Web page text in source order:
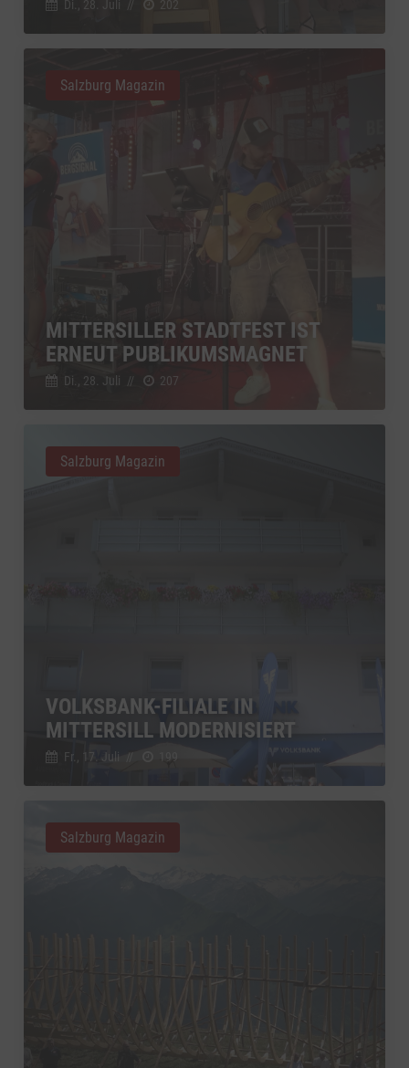
Di., 28. Juli // 202
MITTERSILLER STADTFEST IST
ERNEUT PUBLIKUMSMAGNET
Di., 28. Juli // 207
Salzburg Magazin
VOLKSBANK-FILIALE IN
MITTERSILL MODERNISIERT
Fr., 17. Juli // 199
Salzburg Magazin
Salzburg Magazin